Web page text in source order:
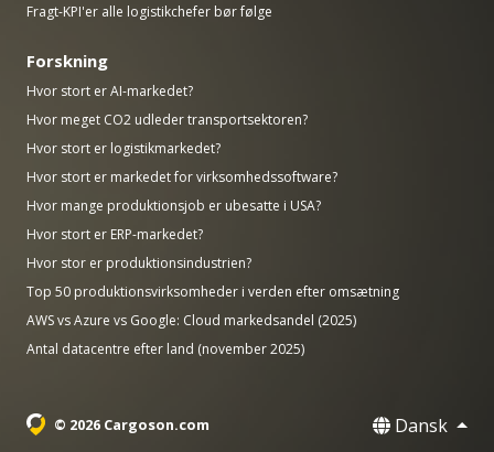
Fragt-KPI'er alle logistikchefer bør følge
Forskning
Hvor stort er AI-markedet?
Hvor meget CO2 udleder transportsektoren?
Hvor stort er logistikmarkedet?
Hvor stort er markedet for virksomhedssoftware?
Hvor mange produktionsjob er ubesatte i USA?
Hvor stort er ERP-markedet?
Hvor stor er produktionsindustrien?
Top 50 produktionsvirksomheder i verden efter omsætning
AWS vs Azure vs Google: Cloud markedsandel (2025)
Antal datacentre efter land (november 2025)
© 2026 Cargoson.com Dansk